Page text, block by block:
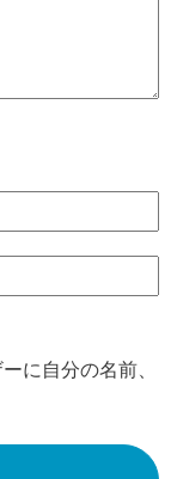
に自分の名前、